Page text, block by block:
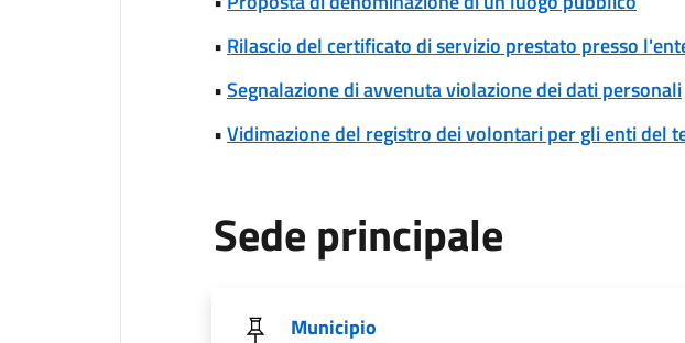
• Rilascio del certificato di servizio prestato presso
•Segnalazione di avvenuta violazione dei dati personali
•Vidimazione del registro dei volontari per gli enti del
Sede principale
Municipio